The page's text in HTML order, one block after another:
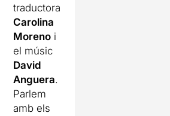
traductora
Carolina
Moreno i
el músic
David
Anguera.
Parlem
amb els